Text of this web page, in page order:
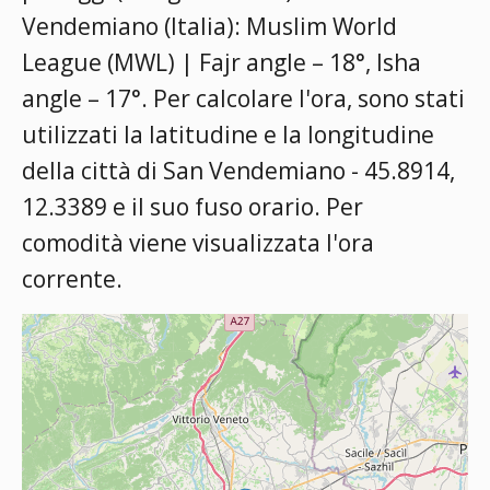
Vendemiano (Italia): Muslim World
League (MWL) | Fajr angle – 18°, Isha
angle – 17°. Per calcolare l'ora, sono stati
utilizzati la latitudine e la longitudine
della città di San Vendemiano - 45.8914,
12.3389 e il suo fuso orario. Per
comodità viene visualizzata l'ora
corrente.